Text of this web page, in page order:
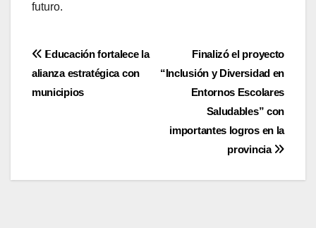
futuro.
Navegación
de
Finalizó el proyecto
“Inclusión y Diversidad en
Entornos Escolares
Saludables” con
importantes logros en la
provincia
𝗘ducación fortalece la
alianza estratégica con
municipios